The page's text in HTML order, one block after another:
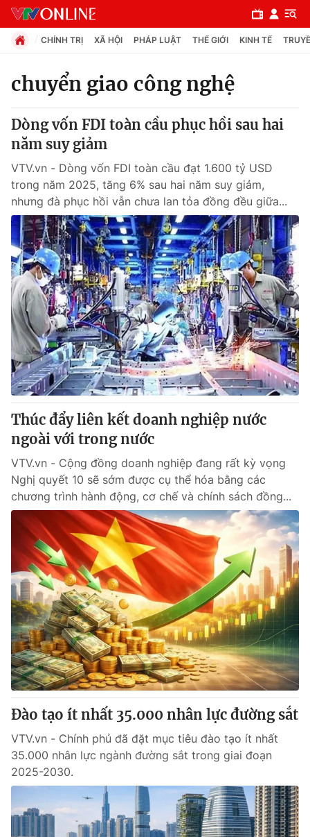
Chuyên mục
Chính trị
Xã hội
Pháp luật
Y tế
Thế giới
Tin tức
Thế giới đó đây
Câu chuyện quốc tế
Kinh tế
Tài chính
Thị trường
Góc doanh nghiệp
Dữ liệu và đời sống
Truyền hình
Phim VTV
Hậu trường
Nhân vật
Khán giả
Giải sao mai
Giải trí
Điện ảnh
Âm nhạc
Sao
Đời sống
Du lịch
Làm đẹp
Chất lượng cuộc sống
Giáo dục
Tuyển sinh
Học trực tuyến
Công nghệ
Hitech Công nghệ tương lai
Sản phẩm
Thị trường
Tư vấn
Giao lưu trực tuyến
Lịch phát sóng
Chuyên mục khác
Emagazine Podcast
Photo
Video Shorts video
CHÍNH TRỊ XÃ HỘI PHÁP LUẬT THẾ GIỚI KINH TẾ
chuyển giao công nghệ
Dòng vốn FDI toàn cầu phục hồi sau hai
năm suy giảm
VTV.vn - Dòng vốn FDI toàn cầu đạt 1.600 tỷ USD
trong năm 2025, tăng 6% sau hai năm suy giảm,
nhưng đà phục hồi vẫn chưa lan tỏa đồng đều giữa...
Thúc đẩy liên kết doanh nghiệp nước
ngoài với trong nước
VTV.vn - Cộng đồng doanh nghiệp đang rất kỳ vọng
Nghị quyết 10 sẽ sớm được cụ thể hóa bằng các
chương trình hành động, cơ chế và chính sách đồng...
Đào tạo ít nhất 35.000 nhân lực đường sắt
VTV.vn - Chính phủ đã đặt mục tiêu đào tạo ít nhất
35.000 nhân lực ngành đường sắt trong giai đoạn
2025-2030.